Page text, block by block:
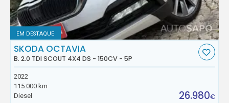
EM DESTAQUE
SKODA OCTAVIA
B. 2.0 TDI SCOUT 4X4 DS - 150CV - 5P
2022
115.000 km
Diesel
26.980€